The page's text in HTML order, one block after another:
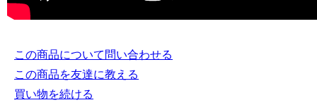
この商品について問い合わせる
この商品を友達に教える
買い物を続ける